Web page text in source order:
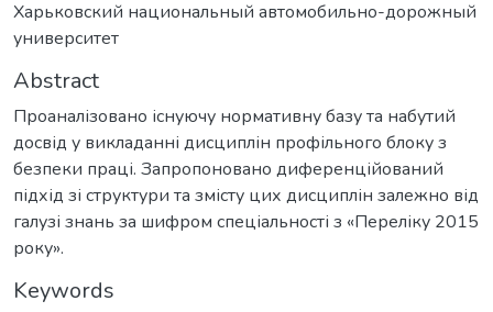
Харьковский национальный автомобильно-дорожный
университет
Abstract
Проаналізовано існуючу нормативну базу та набутий
досвід у викладанні дисциплін профільного блоку з
безпеки праці. Запропоновано диференційований
підхід зі структури та змісту цих дисциплін залежно від
галузі знань за шифром спеціальності з «Переліку 2015
року».
Keywords